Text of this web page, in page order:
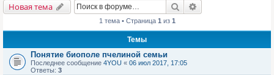
Новая тема Поиск
1 тема • Страница 1 из 1
Темы
Понятие биополе пчелиной семьи
Последнее сообщение 4YOU « 06 июл 2017, 17:05
Ответы: 3